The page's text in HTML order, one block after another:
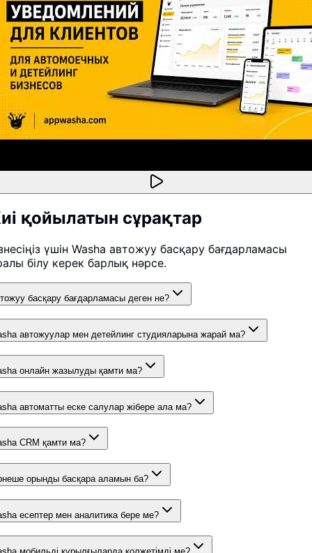
қойылатын сұрақтар
үшін Washa автожуу басқару бағдарламасы
білу керек барлық нәрсе.
басқару бағдарламасы деген не?
автожуулар мен детейлинг студияларына жарай ма?
онлайн жазылуды қамти ма?
автоматты еске салулар жібере ала ма?
CRM қамти ма?
орынды басқара аламын ба?
есептер мен аналитика бере ме?
мобильді құрылғыларда қолжетімді ме?